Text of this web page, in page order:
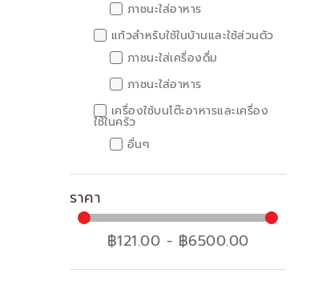
ภาชนะใส่อาหาร
แก้วสำหรับใช้ในบ้านและใช้ส่วนตัว
ภาชนะใส่เครื่องดื่ม
ภาชนะใส่อาหาร
เครื่องใช้บนโต๊ะอาหารและเครื่อง
ใช้ในครัว
อื่นๆ
เครื่องใช้บนโต๊ะอาหาร
ภาชนะใส่อาหาร
อุปกรณ์ครัว
ภาชนะบรรจุอาหาร
ราคา
฿121.00 - ฿6500.00